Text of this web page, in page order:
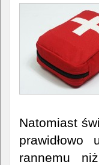
Natomiast
rannemu